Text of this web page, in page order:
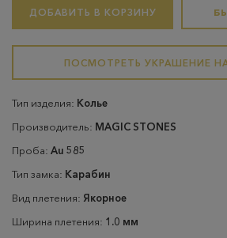
ДОБАВИТЬ В КОРЗИНУ
ПОСМОТРЕТЬ УКРАШЕНИЕ
Тип изделия: Колье
Производитель: MAGIC STONES
Проба: Au 585
Тип замка: Карабин
Вид плетения: Якорное
Ширина плетения: 1.0 мм